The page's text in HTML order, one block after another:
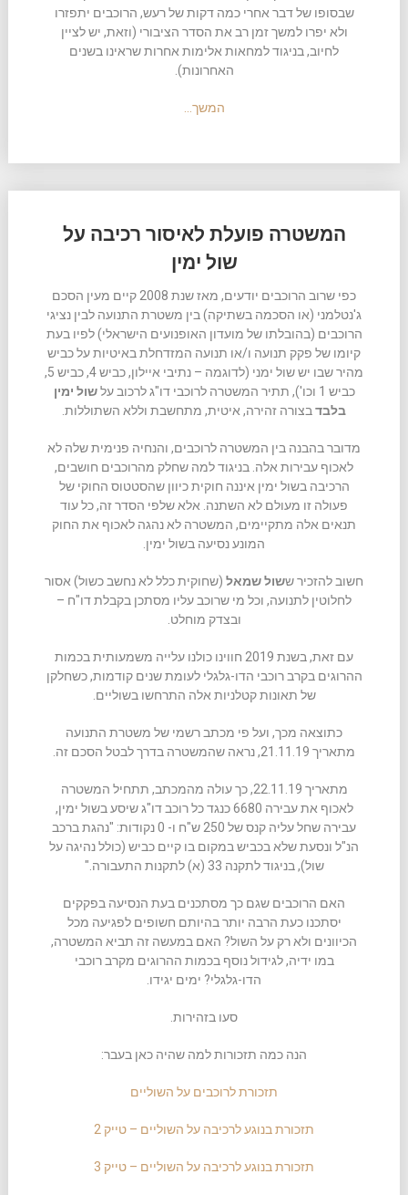
שבסופו של דבר אחרי כמה דקות של רעש, הרוכבים יתפזרו
ולא יפרו למשך זמן רב את הסדר הציבורי (וזאת, יש לציין
לחיוב, בניגוד למחאות אלימות אחרות שראינו בשנים
האחרונות).
המשך…
המשטרה פועלת לאיסור רכיבה על
שול ימין
כפי שרוב הרוכבים יודעים, מאז שנת 2008 קיים מעין הסכם
ג'נטלמני (או הסכמה בשתיקה) בין משטרת התנועה לבין נציגי
הרוכבים (בהובלתו של מועדון האופנועים הישראלי) לפיו בעת
קיומו של פקק תנועה ו/או תנועה המזדחלת באיטיות על כביש
מהיר שבו יש שול ימני (לדוגמה – נתיבי איילון, כביש 4, כביש 5,
כביש 1 וכו'), תתיר המשטרה לרוכבי דו"ג לרכוב על
שול ימין
בלבד בצורה זהירה, איטית, מתחשבת וללא השתוללות.
מדובר בהבנה בין המשטרה לרוכבים, והנחיה פנימית שלה לא
לאכוף עבירות אלה. בניגוד למה שחלק מהרוכבים חושבים,
הרכיבה בשול ימין איננה חוקית כיוון שהסטטוס החוקי של
פעולה זו מעולם לא השתנה. אלא שלפי הסדר זה, כל עוד
תנאים אלה מתקיימים, המשטרה לא נהגה לאכוף את החוק
המונע נסיעה בשול ימין.
חשוב להזכיר ששול שמאל (שחוקית כלל לא נחשב כשול) אסור
לחלוטין לתנועה, וכל מי שרוכב עליו מסתכן בקבלת דו"ח –
ובצדק מוחלט.
עם זאת, בשנת 2019 חווינו כולנו עלייה משמעותית בכמות
ההרוגים בקרב רוכבי הדו-גלגלי לעומת שנים קודמות, כשחלקן
של תאונות קטלניות אלה התרחשו בשוליים.
כתוצאה מכך, ועל פי מכתב רשמי של משטרת התנועה
מתאריך 21.11.19, נראה שהמשטרה בדרך לבטל הסכם זה.
מתאריך 22.11.19, כך עולה מהמכתב, תתחיל המשטרה
לאכוף את עבירה 6680 כנגד כל רוכב דו"ג שיסע בשול ימין,
עבירה שחל עליה קנס של 250 ש"ח ו- 0 נקודות: "נהגת ברכב
הנ"ל ונסעת שלא בכביש במקום בו קיים כביש (כולל נהיגה על
שול), בניגוד לתקנה 33 (א) לתקנות התעבורה."
האם הרוכבים שגם כך מסתכנים בעת הנסיעה בפקקים
יסתכנו כעת הרבה יותר בהיותם חשופים לפגיעה מכל
הכיוונים ולא רק על השול? האם במעשה זה תביא המשטרה,
במו ידיה, לגידול נוסף בכמות ההרוגים מקרב רוכבי
הדו-גלגלי? ימים יגידו.
סעו בזהירות.
הנה כמה תזכורות למה שהיה כאן בעבר:
תזכורת לרוכבים על השוליים
תזכורת בנוגע לרכיבה על השוליים – טייק 2
תזכורת בנוגע לרכיבה על השוליים – טייק 3